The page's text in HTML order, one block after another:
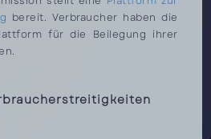
bereit. Verbraucher haben die
für die Beilegung ihrer